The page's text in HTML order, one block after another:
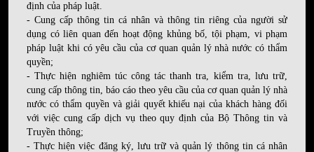
định của pháp luật.
- Cung cấp thông tin cá nhân và thông tin riêng của người sử
dụng có liên quan đến hoạt động khủng bố, tội phạm, vi phạm
pháp luật khi có yêu cầu của cơ quan quản lý nhà nước có thẩm
quyền;
- Thực hiện nghiêm túc công tác thanh tra, kiểm tra, lưu trữ,
cung cấp thông tin, báo cáo theo yêu cầu của cơ quan quản lý nhà
nước có thẩm quyền và giải quyết khiếu nại của khách hàng đối
với việc cung cấp dịch vụ theo quy định của Bộ Thông tin và
Truyền thông;
- Thực hiện việc đăng ký, lưu trữ và quản lý thông tin cá nhân